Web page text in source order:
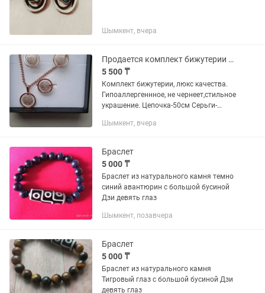
Шымкент, вчера
Продается комплект бижутерии люкс качества
5 500 ₸
Комплект бижутерии, люкс качества.
Гипоаллергеннное, не чернеет,стильное
украшение. Цепочка-50см Серьги-
размер Все вопросы по номеру на
Шымкент, вчера
Браслет
5 000 ₸
Браслет из натурального камня темно
синий авантюрин с большой бусиной
Дзи девять глаз
Шымкент, позавчера
Браслет
5 000 ₸
Браслет из натурального камня
Тигровый глаз с большой бусиной Дзи
девять глаз